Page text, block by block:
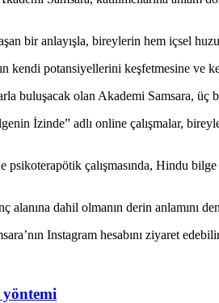
bir anlayışla, bireylerin hem içsel
kendi potansiyellerini keşfetmesine ve
buluşacak olan Akademi Samsara,
İzinde” adlı online çalışmalar,
çalışmasında, Hindu
dahil olmanın derin anlamını
Instagram hesabını ziyaret
yöntemi